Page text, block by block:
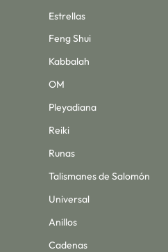
Estrellas
Feng Shui
Kabbalah
OM
Pleyadiana
Reiki
Runas
Talismanes de Salomón
Universal
Anillos
Cadenas